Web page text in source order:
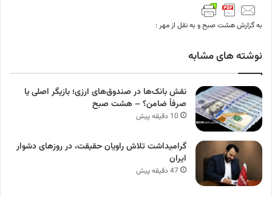
به گزارش هشت صبح و به نقل از مهر :
نوشته های مشابه
نقش بانک‌ها در صندوق‌های ارزی؛ بازیگر اصلی یا
صرفاً ضامن؟ – هشت صبح
10 دقیقه پیش
گرامیداشت تلاش راویان حقیقت، در روزهای دشوار
ایران
47 دقیقه پیش